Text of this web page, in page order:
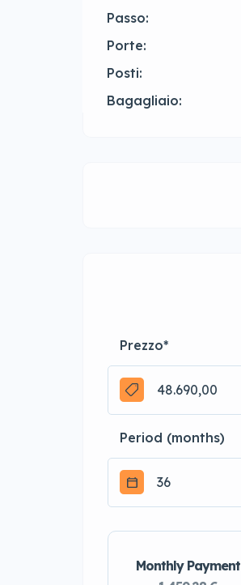
Passo:
Porte:
Posti:
Bagagliaio:
Prezzo*
Period (months)
Monthly Payment